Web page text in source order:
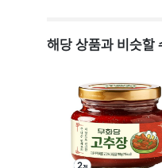
해당 상품과 비슷할